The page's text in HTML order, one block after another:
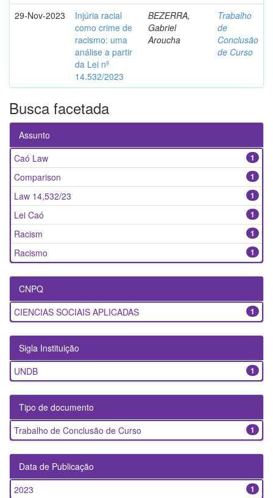
29-Nov-2023
Injúria racial
como crime de
racismo: uma
análise a partir
da Lei nº
14.532/2023
BEZERRA,
Gabriel
Aroucha
Trabalho
de
Conclusão
de Curso
Busca facetada
Assunto
1
Caó Law
1
Comparison
1
Law 14,532/23
1
Lei Caó
1
Racism
1
Racismo
CNPQ
1
CIENCIAS SOCIAIS APLICADAS
Sigla Instituição
1
UNDB
Tipo de documento
1
Trabalho de Conclusão de Curso
Data de Publicação
1
2023